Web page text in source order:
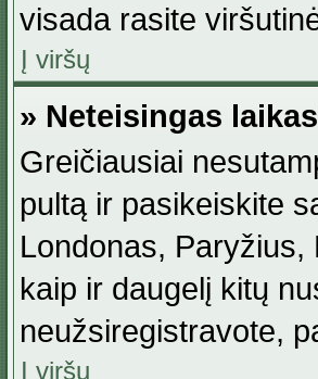
visada rasite
Į viršų
» Neteisingas
Greičiausiai
pultą ir pasikeiskite
Londonas,
kaip ir daugelį kitų
neužsiregistravote,
Į viršų